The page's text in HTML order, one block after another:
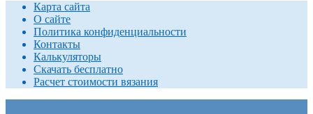
Карта сайта
О сайте
Политика конфиденциальности
Контакты
Калькуляторы
Скачать бесплатно
Расчет стоимости вязания